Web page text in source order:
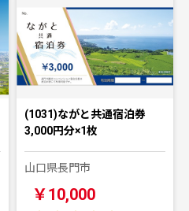
(1031)ながと共通宿泊券
3,000円分×1枚
山口県長門市
￥10,000